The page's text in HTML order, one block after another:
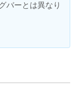
バーとは異なり